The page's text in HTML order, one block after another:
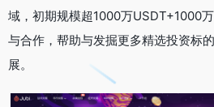
域，初期规模超1000万USDT+1000
与合作，帮助与发掘更多精选投资标
展。